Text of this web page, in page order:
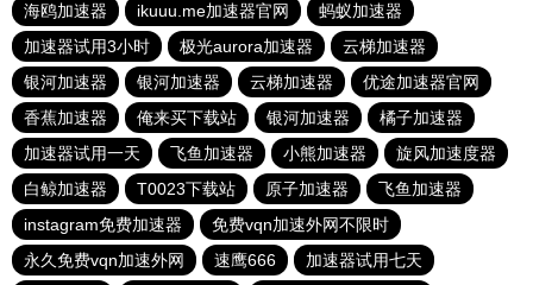
海鸥加速器
ikuuu.me加速器官网
蚂蚁加速器
加速器试用3小时
极光aurora加速器
云梯加速器
银河加速器
银河加速器 云梯加速器
优途加速器官网
香蕉加速器
俺来买下载站 银河加速器
橘子加速器
加速器试用一天
飞鱼加速器 小熊加速器
旋风加速度器
白鲸加速器
T0023下载站 原子加速器
飞鱼加速器
instagram免费加速器
免费vqn加速外网不限时
永久免费vqn加速外网
速鹰666
加速器试用七天